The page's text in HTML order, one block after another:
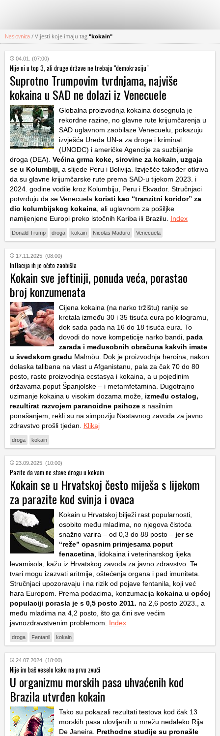
KATEGORIJE
HRVATSKI
WEB
Naslovnica / Vijesti koje imaju tag "kokain"
04.01. (07:00)
Nije ni u top 3, ali druge države ne trebaju "demokraciju"
Suprotno Trumpovim tvrdnjama, najviše
kokaina u SAD ne dolazi iz Venecuele
Globalna proizvodnja kokaina dosegnula je
rekordne razine, no glavne rute krijumčarenja u
SAD uglavnom zaobilaze Venecuelu, pokazuju
izvješća Ureda UN-a za droge i kriminal
(UNODC) i američke Agencije za suzbijanje
droga (DEA). Većina grma koke, sirovine za kokain, uzgaja
se u Kolumbiji, a slijede Peru i Bolivija. Izvješće također otkriva
da su glavne krijumčarske rute prema SAD-u tijekom 2023. i
2024. godine vodile kroz Kolumbiju, Peru i Ekvador. Stručnjaci
potvrđuju da se Venecuela koristi kao “tranzitni koridor” za
dio kolumbijskog kokaina , ali uglavnom za pošiljke
namijenjene Europi preko istočnih Kariba ili Brazilu. Index
Donald Trump droga kokain Nicolas Maduro Venecuela
17.11.2025. (08:00)
Inflacija ih je očito zaobišla
Kokain sve jeftiniji, ponuda veća, porastao
broj konzumenata
Cijena kokaina (na narko tržištu) ranije se
kretala između 30 i 35 tisuća eura po kilogramu,
dok sada pada na 16 do 18 tisuća eura. To
dovodi do nove kompeticije narko bandi, pada
zarada i međusobnih obračuna kakvih imate
u švedskom gradu Malmöu. Dok je proizvodnja heroina, nakon
dolaska talibana na vlast u Afganistanu, pala za čak 70 do 80
posto, raste proizvodnja ecstasya i kokaina, a u pojedinim
državama poput Španjolske – i metamfetamina. Dugotrajno
uzimanje kokaina u visokim dozama može, između ostalog,
rezultirat razvojem paranoidne psihoze s nasilnim
ponašanjem, rekli su na simpoziju Nastavnog zavoda za javno
zdravstvo prošli tjedan. Klikaj
droga kokain
23.09.2025. (10:00)
Pazite da vam ne stave drogu u kokain
Kokain se u Hrvatskoj često miješa s lijekom
za parazite kod svinja i ovaca
Kokain u Hrvatskoj bilježi rast popularnosti,
osobito među mladima, no njegova čistoća
snažno varira – od 0,3 do 88 posto – jer se
“reže” opasnim primjesama poput
fenacetina , lidokaina i veterinarskog lijeka
levamisola, kažu iz Hrvatskog zavoda za javno zdravstvo. Te
tvari mogu izazvati aritmije, oštećenja organa i pad imuniteta.
Stručnjaci upozoravaju i na rizik od pojave fentanila, koji već
hara Europom. Prema podacima, konzumacija kokaina u općoj
populaciji porasla je s 0,5 posto 2011. na 2,6 posto 2023., a
među mladima na 4,2 posto, što ga čini sve većim
javnozdravstvenim problemom. Index
droga Fentanil kokain
24.07.2024. (18:00)
Nije im baš veselo kako na prvu zvuči
U organizmu morskih pasa uhvaćenih kod
Brazila utvrđen kokain
Tako su pokazali rezultati testova kod čak 13
morskih pasa ulovljenih u mrežu nedaleko Rija
De Janeira. Prethodne studije su pronašle